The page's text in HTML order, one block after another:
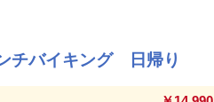
チバイキング 日帰り